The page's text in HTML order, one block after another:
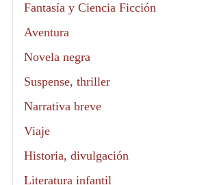
Fantasía y Ciencia Ficción
Aventura
Novela negra
Suspense, thriller
Narrativa breve
Viaje
Historia, divulgación
Literatura infantil